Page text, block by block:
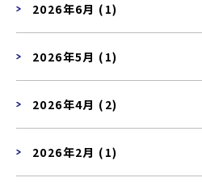
2026年6月 (1)
2026年5月 (1)
2026年4月 (2)
2026年2月 (1)